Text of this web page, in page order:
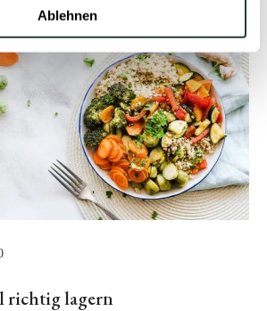
Ablehnen
richtig lagern